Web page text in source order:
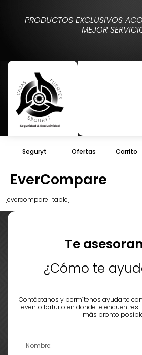
PRODUCTOS EXCLUSIVOS
MEJOR
Seguryt Ofertas Carrito
EverCompare
[evercompare_table]
Te
¿Cómo te
Contáctanos y permítenos ayudarte
evento fortuito en donde te
más pronto